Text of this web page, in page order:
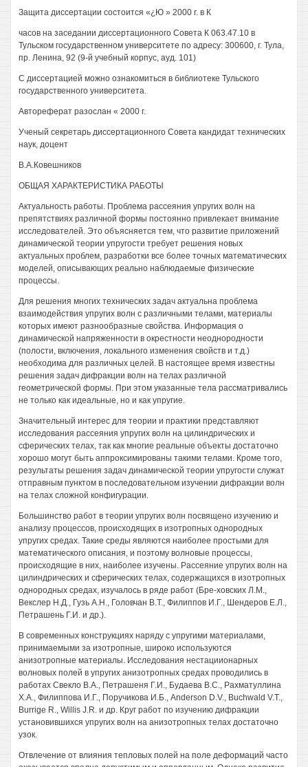
Защита диссертации состоится «¿Ю » 2000 г. в К
часов на заседании диссертационного Совета К 063.47.10 в
Тульском государственном университете по адресу: 300600, г. Тула,
пр. Ленина, 92 (9-й учебный корпус, ауд. 101)
С диссертацией можно ознакомиться в библиотеке Тульского
государственного университета.
Автореферат разослан « 2000 г.
Ученый секретарь диссертационного Совета кандидат технических
наук, доцент
В.А.Ковешников
ОБЩАЯ ХАРАКТЕРИСТИКА РАБОТЫ
Актуальность работы. Проблема рассеяния упругих волн на
препятствиях различной формы постоянно привлекает внимание
исследователей. Это объясняется тем, что развитие приложений
динамической теории упругости требует решения новых
актуальных проблем, разработки все более точных математических
моделей, описывающих реально наблюдаемые физические
процессы.
Для решения многих технических задач актуальна проблема
взаимодействия упругих волн с различными телами, материалы
которых имеют разнообразные свойства. Информация о
динамической напряженности в окрестности неоднородности
(полости, включения, локального изменения свойств и т.д.)
необходима для различных целей. В настоящее время известны
решения задач дифракции волн на телах различной
геометрической формы. При этом указанные тела рассматривались
не только как идеальные, но и как упругие.
Значительный интерес для теории и практики представляют
исследования рассеяния упругих волн на цилиндрических и
сферических телах, так как многие реальные объекты достаточно
хорошо могут быть аппроксимированы такими телами. Кроме того,
результаты решения задач динамической теории упругости служат
отправным пунктом в последовательном изучении дифракции волн
на телах сложной конфигурации.
Большинство работ в теории упругих волн посвящено изучению и
анализу процессов, происходящих в изотропных однородных
упругих средах. Такие среды являются наиболее простыми для
математического описания, и поэтому волновые процессы,
происходящие в них, наиболее изучены. Рассеяние упругих волн на
цилиндрических и сферических телах, содержащихся в изотропных
однородных средах, изучалось в ряде работ (Бре-ховских Л.М.,
Векслер Н.Д., Гузь А.Н., Головчан В.Т., Филиппов И.Г., Шендеров Е.Л.,
Петрашень Г.И. и др.).
В современных конструкциях наряду с упругими материалами,
принимаемыми за изотропные, широко используются
анизотропные материалы. Исследования нестациионарных
волновых полей в упругих анизотропных средах проводились в
работах Свекло В.А., Петрашеня Г.И., Будаева B.C., Рахматуллина
Х.А., Филиппова И.Г., Поручикова И.Б., Anderson D.V., Buchwald V.T.,
Burrige R., Willis J.R. и др. Круг работ по изучению дифракции
установившихся упругих волн на анизотропных телах достаточно
узок.
Отвлечение от влияния тепловых полей на поле деформаций часто